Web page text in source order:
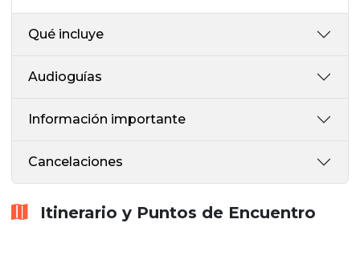
Qué incluye
Audioguías
Información importante
Cancelaciones
Itinerario y Puntos de Encuentro